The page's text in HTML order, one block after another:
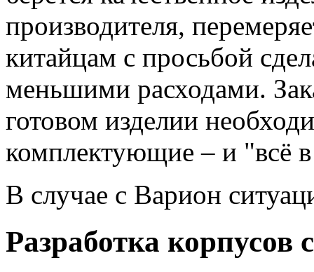
производителя,
китайцам с просьбой
меньшими расходами.
готовом изделии
комплектующие – и "всё
В случае с Варион
Разработка корпусов